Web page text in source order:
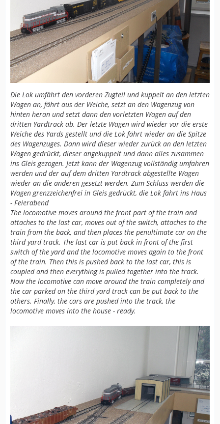
Die Lok umfährt den vorderen Zugteil und kuppelt an den letzten
Wagen an, fährt aus der Weiche, setzt an den Wagenzug von
hinten heran und setzt dann den vorletzten Wagen auf den
dritten Yardtrack ab. Der letzte Wagen wird wieder vor die erste
Weiche des Yards gestellt und die Lok fährt wieder an die Spitze
des Wagenzuges. Dann wird dieser wieder zurück an den letzten
Wagen gedrückt, dieser angekuppelt und dann alles zusammen
ins Gleis gezogen. Jetzt kann der Wagenzug vollständig umfahren
werden und der auf dem dritten Yardtrack abgestellte Wagen
wieder an die anderen gesetzt werden. Zum Schluss werden die
Wagen grenzzeichenfrei in Gleis gedrückt, die Lok fährt ins Haus
- Feierabend
The locomotive moves around the front part of the train and
attaches to the last car, moves out of the switch, attaches to the
train from the back, and then places the penultimate car on the
third yard track. The last car is put back in front of the first
switch of the yard and the locomotive moves again to the front
of the train. Then this is pushed back to the last car, this is
coupled and then everything is pulled together into the track.
Now the locomotive can move around the train completely and
the car parked on the third yard track can be put back to the
others. Finally, the cars are pushed into the track, the
locomotive moves into the house - ready.